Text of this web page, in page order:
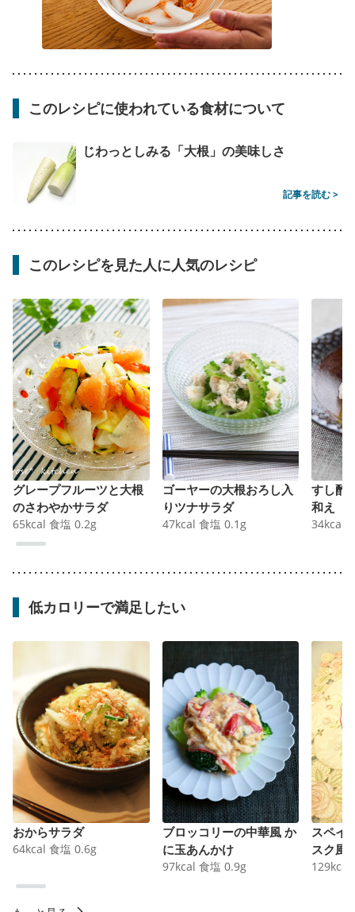
このレシピに使われている食材について
じわっとしみる「大根」の美味しさ
記事を読む >
このレシピを見た人に人気のレシピ
グレープフルーツと大根
のさわやかサラダ
65kcal 食塩 0.2g
ゴーヤーの大根おろし入
りツナサラダ
47kcal 食塩 0.1 g
すし酢
和え
34kcal
低カロリーで満足したい
おからサラダ
64kcal 食塩 0.6g
ブロッコリーの中華風 か
に玉あんかけ
97kcal 食塩 0.9g
スペイ
スク風
129kcal